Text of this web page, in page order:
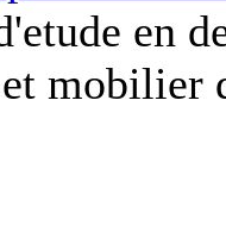
en
mobilier